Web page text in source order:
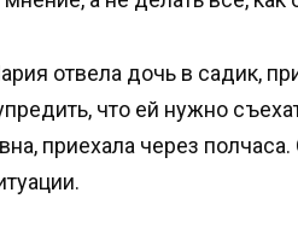
отвела дочь в садик,
что ей нужно
приехала через